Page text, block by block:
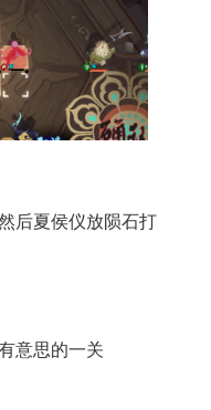
后夏侯仪放陨石打
意思的一关